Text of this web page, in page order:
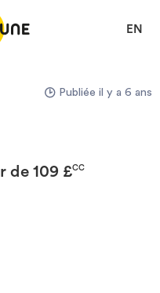
EN
Publiée il y a 6 ans
de 109 £CC